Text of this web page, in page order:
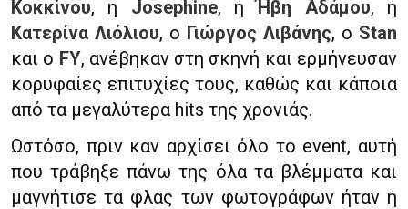
Κοκκίνου, η Josephine, ηΉβη Αδάμου, η
Κατερίνα Λιόλιου, ο Γιώργος Λιβάνης, ο Stan
και ο FY, ανέβηκαν στη σκηνή και ερμήνευσαν
κορυφαίες επιτυχίες τους, καθώς και κάποια
από τα μεγαλύτερα hits της χρονιάς.
Ωστόσο, πριν καν αρχίσει όλο το event, αυτή
που τράβηξε πάνω της όλα τα βλέμματα και
μαγνήτισε τα φλας των φωτογράφων ήταν η